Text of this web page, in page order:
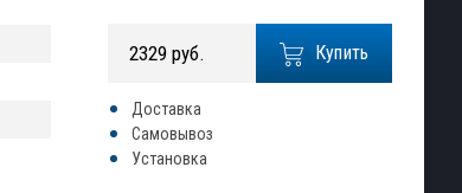
Купить
2329 руб.
Доставка
Самовывоз
Установка